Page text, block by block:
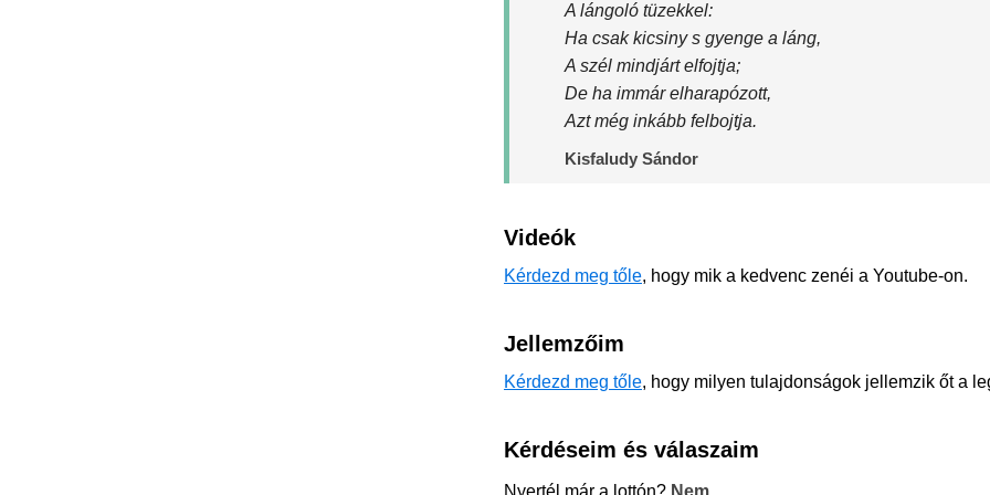
A lángoló tüzekkel:
Ha csak kicsiny s gyenge a láng,
A szél mindjárt elfojtja;
De ha immár elharapózott,
Azt még inkább felbojtja.
Kisfaludy Sándor
Videók
Kérdezd meg tőle, hogy mik a kedvenc zenéi a Youtube-on.
Jellemzőim
Kérdezd meg tőle, hogy milyen tulajdonságok jellemzik őt a
Kérdéseim és válaszaim
Nyertél már a lottón? Nem